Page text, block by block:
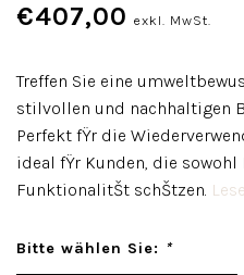
€407,00 exkl. MwSt.
Treffen Sie eine
stilvollen und nachhaltigen
Perfekt fŸr die
ideal fŸr Kunden, die sowohl
FunktionalitŠt schŠtzen.
Bitte wählen Sie: *